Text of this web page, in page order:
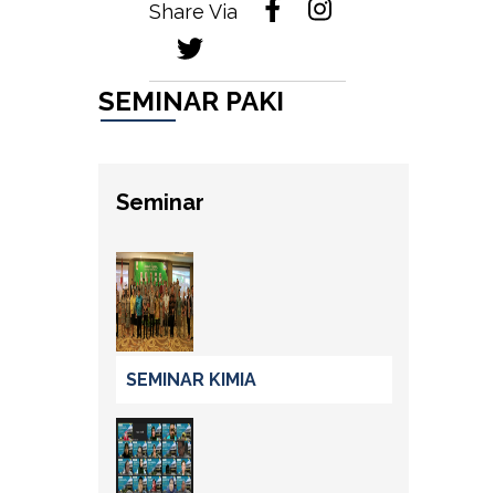
Share Via
SEMINAR PAKI
Seminar
SEMINAR KIMIA